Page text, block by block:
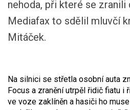
nehoda, při které se zranili
Mediafax to sdělil mluvčí
Mitáček.
Na silnici se střetla osobní auta
Focus a zranění utrpěl řidič fiatu i
ve voze zaklíněn a hasiči ho